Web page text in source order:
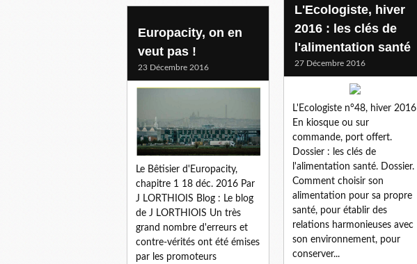
L'Ecologiste, hiver
2016 : les clés de
l'alimentation santé
27 Décembre 2016
L'Ecologiste n°48, hiver 2016
En kiosque ou sur
commande, port offert.
Dossier : les clés de
l'alimentation santé. Dossier.
Comment choisir son
alimentation pour sa propre
santé, pour établir des
relations harmonieuses avec
son environnement, pour
conserver...
Europacity, on en
veut pas !
23 Décembre 2016
Le Bêtisier d'Europacity,
chapitre 1 18 déc. 2016 Par
J LORTHIOIS Blog : Le blog
de J LORTHIOIS Un très
grand nombre d'erreurs et
contre-vérités ont été émises
par les promoteurs